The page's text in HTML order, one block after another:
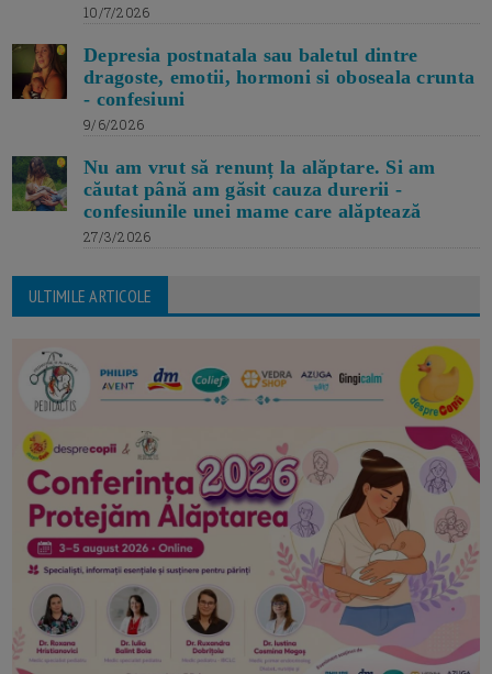
10/7/2026
Depresia postnatala sau baletul dintre
dragoste, emotii, hormoni si oboseala crunta
- confesiuni
9/6/2026
Nu am vrut să renunț la alăptare. Si am
căutat până am găsit cauza durerii -
confesiunile unei mame care alăptează
27/3/2026
ULTIMILE ARTICOLE